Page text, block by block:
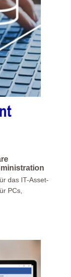
das IT-Asset-
PCs,